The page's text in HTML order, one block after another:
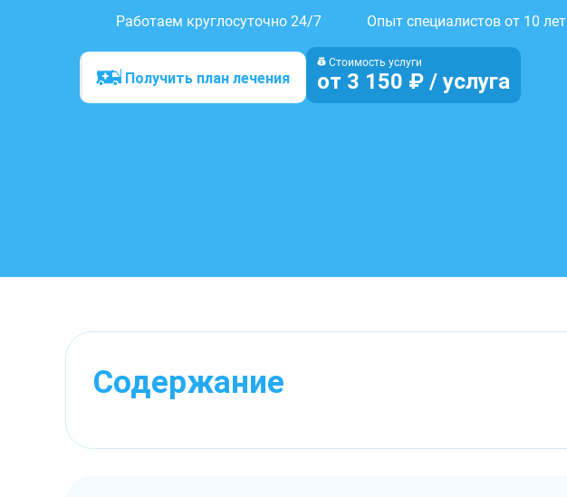
Работаем круглосуточно 24/7
Опыт специалистов от 10 лет
Получить план лечения
Стоимость услуги
от 3 150 ₽ / услуга
Содержание